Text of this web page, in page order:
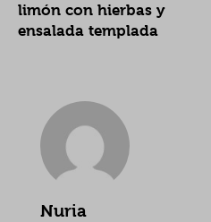
limón con hierbas y
ensalada templada
Nuria